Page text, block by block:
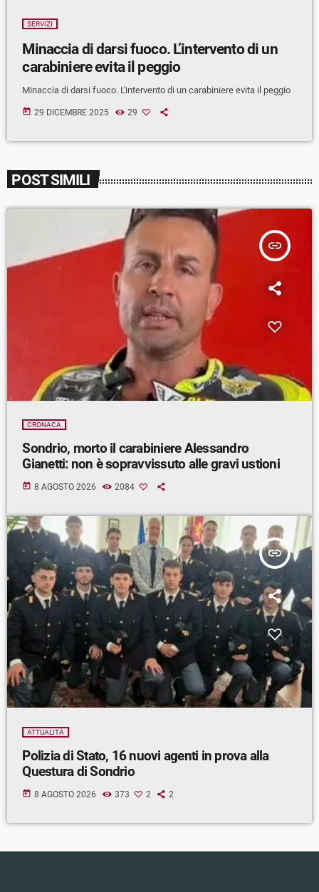
SERVIZI
Minaccia di darsi fuoco. L’intervento di un
carabiniere evita il peggio
Minaccia di darsi fuoco. L'intervento di un carabiniere evita il peggio
today 29 DICEMBRE 2025 29
POST SIMILI
insert_link
CRONACA
Sondrio, morto il carabiniere Alessandro
Gianetti: non è sopravvissuto alle gravi ustioni
today 8 AGOSTO 2026 2084
insert_link
ATTUALITÀ
Polizia di Stato, 16 nuovi agenti in prova alla
Questura di Sondrio
today 8 AGOSTO 2026 373 2 2